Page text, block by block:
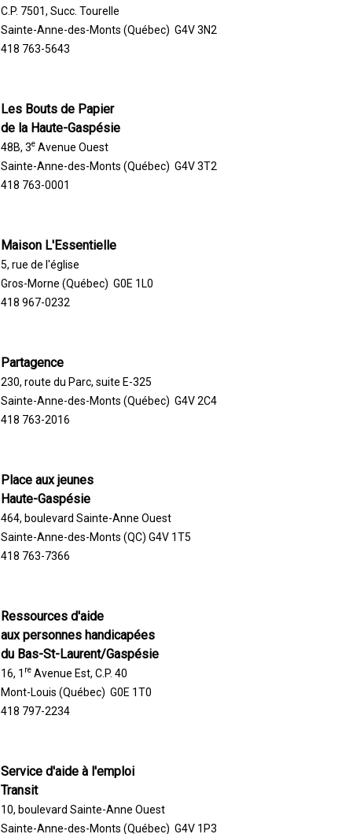
C.P. 7501, Succ. Tourelle
Sainte-Anne-des-Monts (Québec) G4V 3N2
418 763-5643
Les Bouts de Papier
de la Haute-Gaspésie
48B, 3eAvenue Ouest
Sainte-Anne-des-Monts (Québec) G4V 3T2
418 763-0001
Maison L'Essentielle
5, rue de l'église
Gros-Morne (Québec) G0E 1L0
418 967-0232
Partagence
230, route du Parc, suite E-325
Sainte-Anne-des-Monts (Québec) G4V 2C4
418 763-2016
Place aux jeunes
Haute-Gaspésie
464, boulevard Sainte-Anne Ouest
Sainte-Anne-des-Monts (QC) G4V 1T5
418 763-7366
Ressources d'aide
aux personnes handicapées
du Bas-St-Laurent/Gaspésie
16, 1 reAvenue Est, C.P. 40
Mont-Louis (Québec) G0E 1T0
418 797-2234
Service d'aide à l'emploi
Transit
10, boulevard Sainte-Anne Ouest
Sainte-Anne-des-Monts (Québec) G4V 1P3